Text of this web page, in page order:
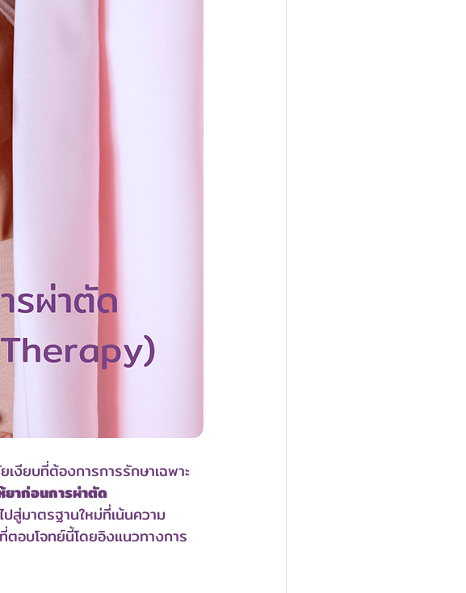
งียบที่ต้องการการรักษาเฉพาะ
ยาก่อนการผ่าตัด
สู่มาตรฐานใหม่ที่เน้นความ
อบโจทย์นี้โดยอิงแนวทางการ